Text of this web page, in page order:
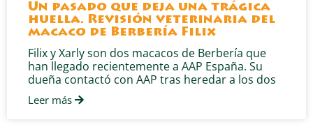
Un pasado que deja una trágica
huella. Revisión veterinaria del
macaco de Berbería Filix
Filix y Xarly son dos macacos de Berbería que
han llegado recientemente a AAP España. Su
dueña contactó con AAP tras heredar a los dos
Leer más